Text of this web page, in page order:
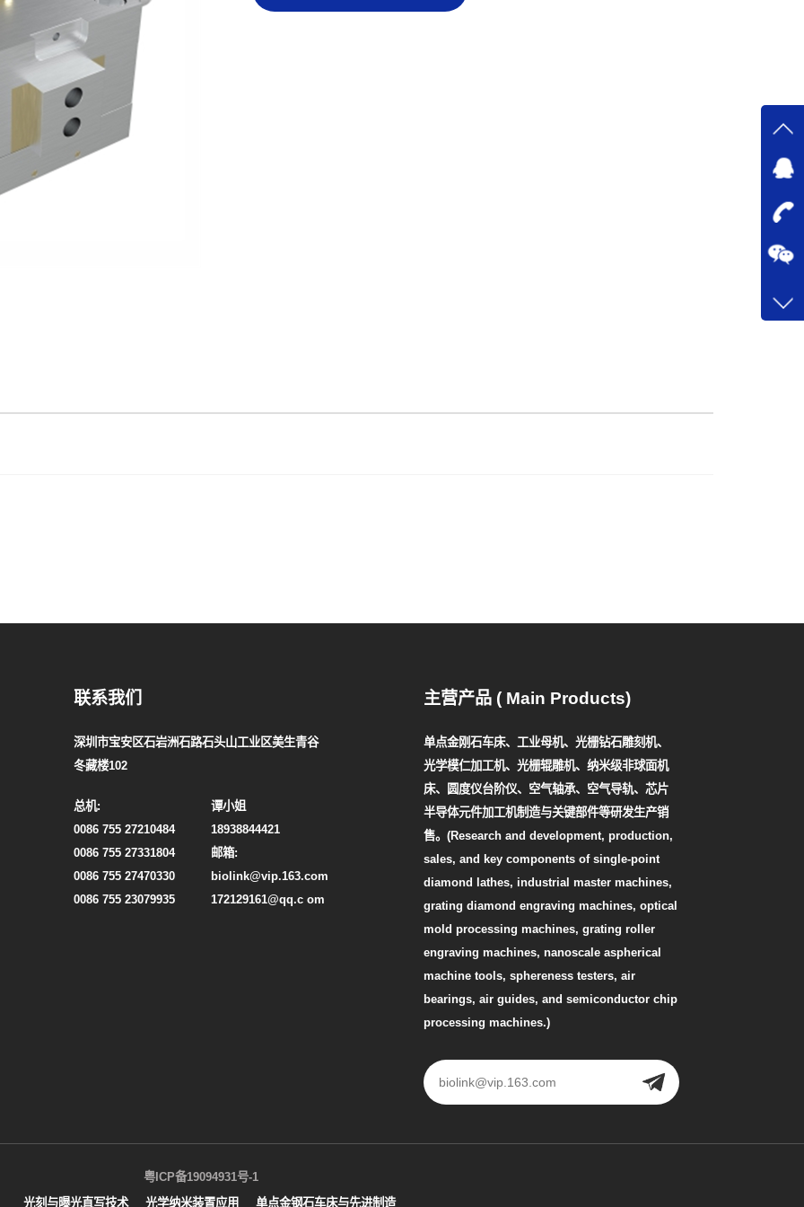
联系我们
深圳市宝安区石岩洲石路石头山工业区美生青谷
冬藏楼102
总机:
谭小姐
0086 755 27210484
18938844421
0086 755 27331804
邮箱:
0086 755 27470330
biolink@vip.163.com
0086 755 23079935
172129161@qq.c om
主营产品 ( Main Products)
单点金刚石车床、工业母机、光栅钻石雕刻机、
光学模仁加工机、光栅辊雕机、纳米级非球面机
床、圆度仪台阶仪、空气轴承、空气导轨、芯片
半导体元件加工机制造与关键部件等研发生产销
售。(Research and development, production,
sales, and key components of single-point
diamond lathes, industrial master machines,
grating diamond engraving machines, optical
mold processing machines, grating roller
engraving machines, nanoscale aspherical
machine tools, sphereness testers, air
bearings, air guides, and semiconductor chip
processing machines.)
粤ICP备19094931号-1
光刻与曝光直写技术
光学纳米装置应用 单点金钢石车床与先进制造